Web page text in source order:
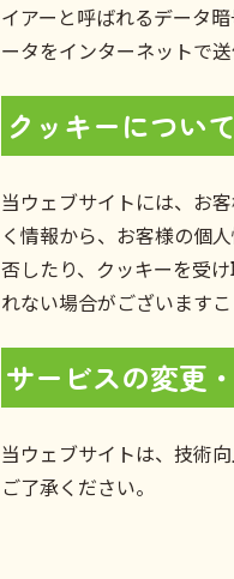
イアーと呼ばれるデータ
ータをインターネットで
クッキーについて
当ウェブサイトには、お
く情報から、お客様の個
否したり、クッキーを受
れない場合がございます
サービスの変更
当ウェブサイトは、技術
ご了承ください。